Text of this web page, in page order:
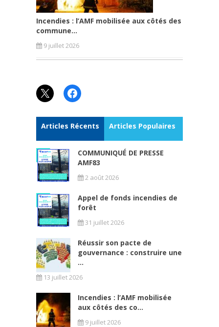
Incendies : l’AMF mobilisée aux côtés des
commune...
9 juillet 2026
X Facebook
Articles Récents Articles Populaires
COMMUNIQUÉ DE PRESSE
AMF83
2 août 2026
Appel de fonds incendies de
forêt
31 juillet 2026
Réussir son pacte de
gouvernance : construire une
...
13 juillet 2026
Incendies : l’AMF mobilisée
aux côtés des co...
9 juillet 2026